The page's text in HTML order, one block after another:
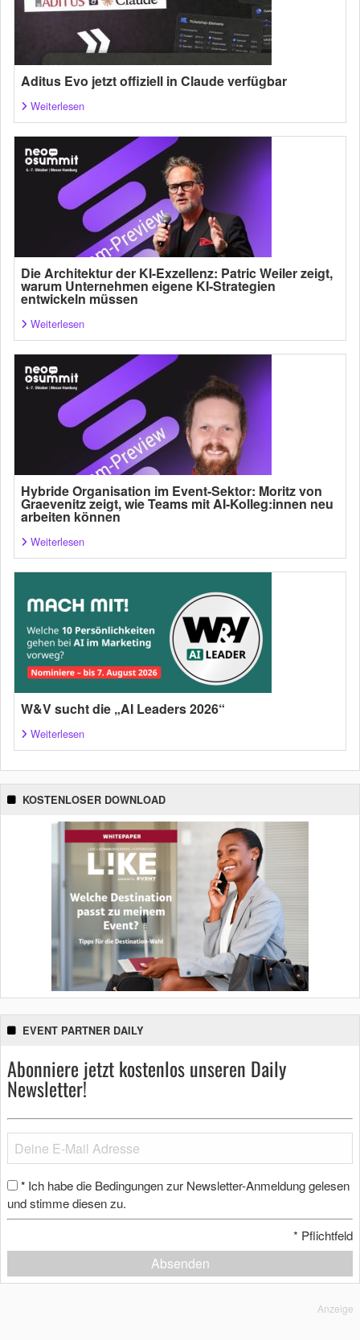
Aditus Evo jetzt offiziell in Claude verfügbar
Weiterlesen
Die Architektur der KI-Exzellenz: Patric Weiler zeigt,
warum Unternehmen eigene KI-Strategien
entwickeln müssen
Weiterlesen
Hybride Organisation im Event-Sektor: Moritz von
Graevenitz zeigt, wie Teams mit AI-Kolleg:innen neu
arbeiten können
Weiterlesen
W&V sucht die „AI Leaders 2026“
Weiterlesen
KOSTENLOSER DOWNLOAD
EVENT PARTNER DAILY
Abonniere jetzt kostenlos unseren Daily
Newsletter!
* Ich habe die Bedingungen zur Newsletter-Anmeldung gelesen
und stimme diesen zu.
* Pflichtfeld
Absenden
Anzeige